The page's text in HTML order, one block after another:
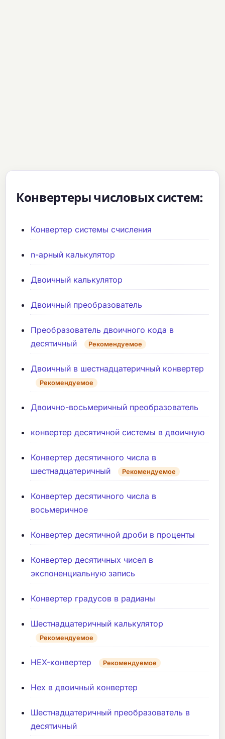
Конвертеры числовых систем:
Конвертер системы счисления
n-арный калькулятор
Двоичный калькулятор
Двоичный преобразователь
Преобразователь двоичного кода в
десятичный
Рекомендуемое
Двоичный в шестнадцатеричный конвертер
Рекомендуемое
Двоично-восьмеричный преобразователь
конвертер десятичной системы в двоичную
Конвертер десятичного числа в
шестнадцатеричный
Рекомендуемое
Конвертер десятичного числа в
восьмеричное
Конвертер десятичной дроби в проценты
Конвертер десятичных чисел в
экспоненциальную запись
Конвертер градусов в радианы
Шестнадцатеричный калькулятор
Рекомендуемое
HEX-конвертер Рекомендуемое
Hex в двоичный конвертер
Шестнадцатеричный преобразователь в
десятичный